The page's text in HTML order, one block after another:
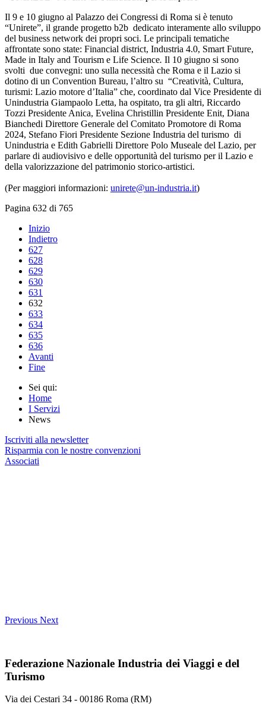
Il 9 e 10 giugno al Palazzo dei Congressi di Roma si è tenuto
“Unirete”, il grande progetto b2b dedicato interamente allo sviluppo
del business network dei propri soci. Le principali tematiche
affrontate sono state: Financial district, Industria 4.0, Smart Future,
Made in Italy and Tourism e Life Science. Il 10 giugno si sono
svolti due convegni: uno sulla necessità che Roma e il Lazio si
dotino di un Convention Bureau, l’altro su “Creatività, Cultura,
turismi: Lazio motore d’Italia” che, coordinato dal Vice Presidente di
Unindustria Giampaolo Letta, ha ospitato, tra gli altri, Riccardo
Tozzi Presidente Anica, Evelina Christillin Presidente Enit, Diana
Bianchedi Direttore Generale del Comitato Promotore di Roma
2024, Stefano Fiori Presidente Sezione Industria del turismo di
Unindustria e Edith Gabrielli Direttore Polo Museale del Lazio, per
parlare di audiovisivo e delle opportunità del turismo per il Lazio e
della valorizzazione del patrimonio storico-artistici.
(Per maggiori informazioni: unirete@un-industria.it)
Pagina 632 di 765
Inizio
Indietro
627
628
629
630
631
632
633
634
635
636
Avanti
Fine
Sei qui:
Home
I Servizi
News
Iscriviti alla newsletter
Risparmia con le nostre convenzioni
Associati
Previous Next
Federazione Nazionale Industria dei Viaggi e del
Turismo
Via dei Cestari 34 - 00186 Roma (RM)